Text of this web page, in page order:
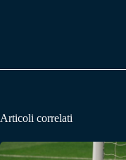
Articoli correlati